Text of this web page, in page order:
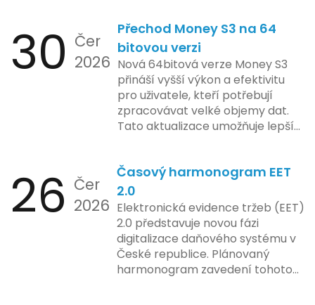
bezpečnost a ochranu spotřebitelů,
regulační orgány různých zemí jsou
na pozoru a sledují vývoj celého
případu velmi bedlivě. Vedení
společnosti zatím neposkytlo
podrobnější informace o
konkrétních záměrech či časové
ose zavedení této technologie.
kontrolovaném prostředí. Uživatelé
mají možnost předem se seznámit s
aktualizacemi, a tím lépe připravit
své systémy na oficiální zavedení
nového systému.
30 Čer
2026
Přechod Money S3 na 64
bitovou verzi
Nová 64bitová verze Money S3
přináší vyšší výkon a efektivitu
pro uživatele, kteří potřebují
zpracovávat velké objemy dat.
Tato aktualizace umožňuje lepší
podniky s náročnými účetními
procesy.
26 Čer
2026
Časový harmonogram EET
2.0
Elektronická evidence tržeb (EET)
2.0 představuje novou fázi
digitalizace daňového systému v
České republice. Plánovaný
harmonogram zavedení tohoto